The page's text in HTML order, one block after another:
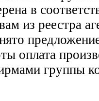
в
из реестра
оплата
группы